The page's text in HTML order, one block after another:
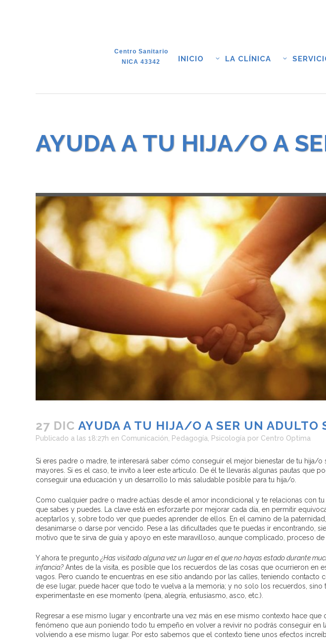
Centro Sanitario
NICA 43342
INICIO LA CLÍNICA
AYUDA A TU HIJA/O A
27 DIC AYUDA A TU HIJA/O A SER UN ADULTO
Publicado a las 18:27h en Comunicación Pedagogía Psicología por Centro Optima
Si eres padre o madre, te interesará saber cómo conseguir el mejor bienestar de tu hija/o
mayores. Si es el caso, te invito a leer este artículo. De él te llevarás algunas pautas que
conseguir una educación y un desarrollo lo más saludable posible para tu hija/o.
Como cualquier padre o madre actúas desde el amor incondicional y te relacionas con
que sabes y puedes. La clave está en esforzarte por mejorar cada día, en permitir
aceptarlos y, sobre todo ver que puedes aprender de ellos. En el camino de la
desanimarse o darse por vencido. Pese a las dificultades que te puedas ir encontrando,
motivo que te sirva de guía y apoyo en este maravilloso, aunque complicado, proceso
Y ahora te pregunto ¿Has visitado alguna vez un lugar en el que no hayas estado durante
infancia?Antes de la visita, es posible que los recuerdos de las cosas que ocurrieron en
vagos. Pero cuando te encuentras en ese sitio andando por las calles, teniendo contacto
de ese lugar, puede hacer que todo te vuelva a la memoria; y no solo los recuerdos,
experimentaste en ese momento (pena, alegría, entusiasmo, asco, etc.).
Regresar a ese mismo lugar y encontrarte una vez más en ese mismo contexto hace que
fenómeno que aun poniendo todo tu empeño en volver a revivir no podrás conseguir en
volviendo a ese mismo lugar. Por esto sabemos que el contexto tiene unos efectos